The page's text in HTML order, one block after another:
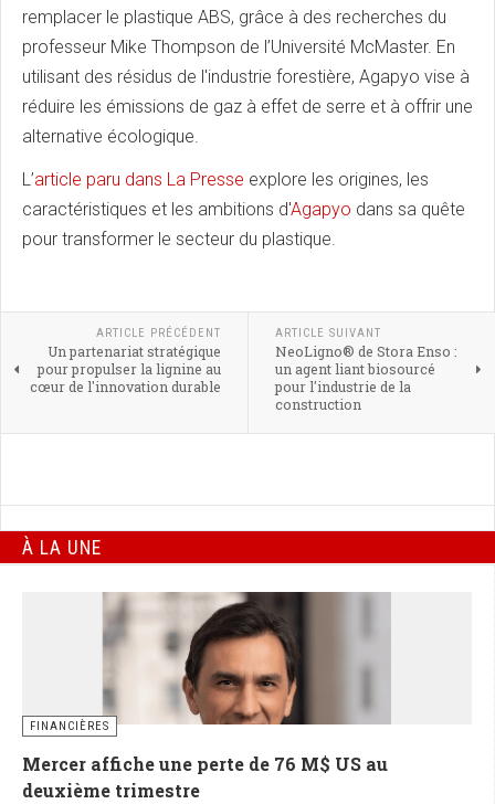
remplacer le plastique ABS, grâce à des recherches du
professeur Mike Thompson de l’Université McMaster. En
utilisant des résidus de l'industrie forestière, Agapyo vise à
réduire les émissions de gaz à effet de serre et à offrir une
alternative écologique.
L’article paru dans La Presse explore les origines, les
caractéristiques et les ambitions d'Agapyo dans sa quête
pour transformer le secteur du plastique.
ARTICLE PRÉCÉDENT
Un partenariat stratégique
pour propulser la lignine au
cœur de l'innovation durable
ARTICLE SUIVANT
NeoLigno® de Stora Enso :
un agent liant biosourcé
pour l'industrie de la
construction
À LA UNE
FINANCIÈRES
Mercer affiche une perte de 76 M$ US au
deuxième trimestre